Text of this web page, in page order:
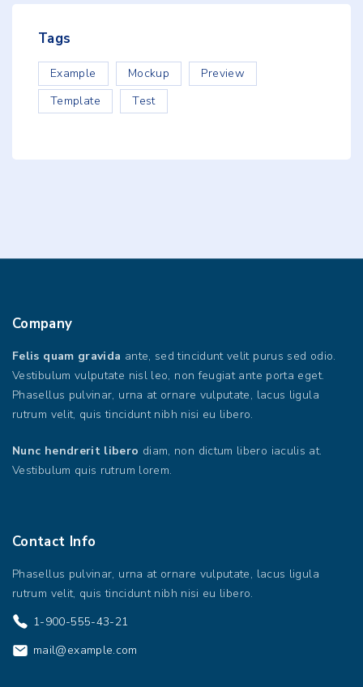
Tags
Example Mockup
Preview
Template
Test
Company
Felis quam gravida ante, sed tincidunt velit purus sed odio.
Vestibulum vulputate nisl leo, non feugiat ante porta eget.
Phasellus pulvinar, urna at ornare vulputate, lacus ligula
rutrum velit, quis tincidunt nibh nisi eu libero.
Nunc hendrerit libero diam, non dictum libero iaculis at.
Vestibulum quis rutrum lorem.
Contact Info
Phasellus pulvinar, urna at ornare vulputate, lacus ligula
rutrum velit, quis tincidunt nibh nisi eu libero.
1-900-555-43-21
mail@example.com